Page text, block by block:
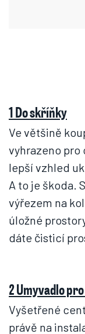
1 Do skříňky
Ve většině
vyhrazeno pro
lepší vzhled
A to je škoda.
výřezem na
úložné
dáte čisticí
2 Umyvadlo
Vyšetřené
právě na